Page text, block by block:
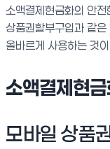
소액결제현금화의 안
상품권할부구입과 같
올바르게 사용하는 것
소액결제현
모바일 상품